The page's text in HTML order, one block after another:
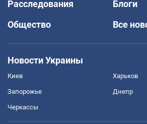
Расследования
Блоги
Общество
Все
Новости Украины
Киев Харьков
Запорожье Днепр
Черкассы